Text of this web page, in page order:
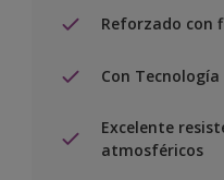
Reforzado con
Con
Excelente
atmosféricos